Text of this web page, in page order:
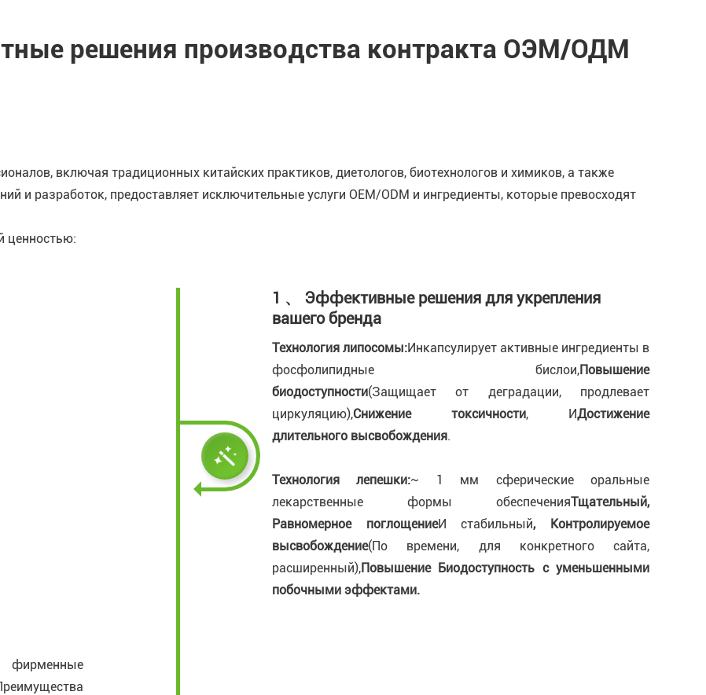
решения производства контракта ОЭМ/ОДМ
включая традиционных китайских практиков, диетологов, биотехнологов и химиков, а также
и разработок, предоставляет исключительные услуги OEM/ODM и ингредиенты, которые превосходят
ценностью:
1 、 Эффективные решения для укрепления
вашего бренда
Технология липосомы:Инкапсулирует активные ингредиенты в
фосфолипидные бислои,Повышение
биодоступности(Защищает от деградации, продлевает
циркуляцию),Снижение токсичности, ИДостижение
длительного высвобождения.
Технология лепешки:~ 1 мм сферические оральные
лекарственные формы обеспеченияТщательный,
Равномерное поглощениеИ стабильный, Контролируемое
высвобождение(По времени, для конкретного сайта,
расширенный),Повышение Биодоступность с уменьшенными
побочными эффектами.